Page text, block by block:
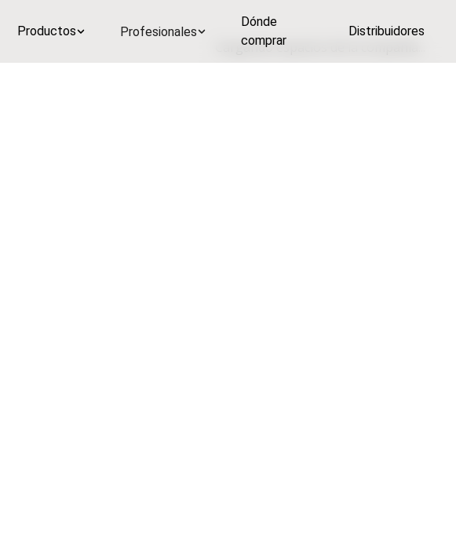
Productos Profesionales
Dónde
comprar
Distribuidores
Cargando espacios de la compañía...